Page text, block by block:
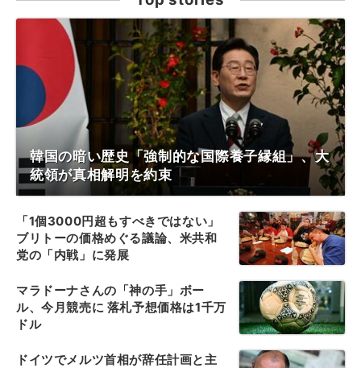
韓国の暗い歴史「強制的な国際養子縁組」、大
統領が真相解明を約束
「1個3000円超もすべきではない」
ブリトーの価格めぐる議論、米共和
党の「内戦」に発展
マラドーナさんの「神の手」ボー
ル、今月競売に 落札予想価格は1千万
ドル
ドイツでメルツ首相が辞任計画と主